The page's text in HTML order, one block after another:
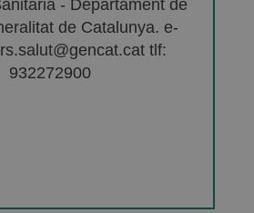
- Departament de
de Catalunya. e-
tlf:
932272900